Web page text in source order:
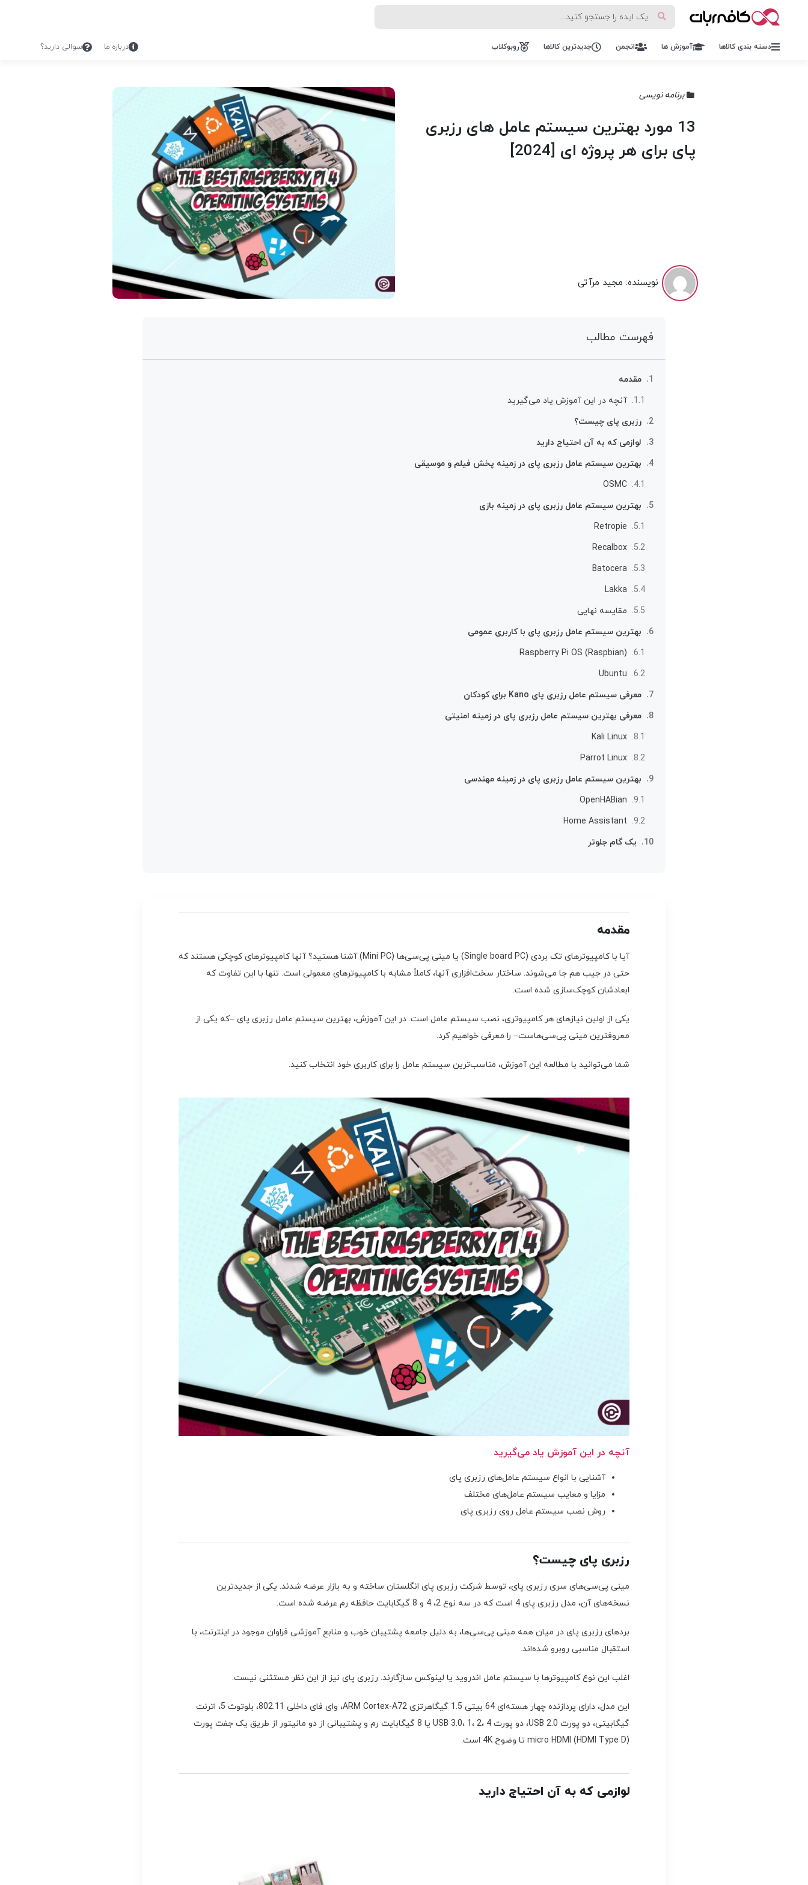
دسته بندی کالاها آموزش ها انجمن جدیدترین کالاها روبوکلاب سوالی دارید؟ درباره ما
برنامه نویسی
13 مورد بهترین سیستم عامل های رزبری
پای برای هر پروژه ای [2024]
نویسنده: مجید مرآتی
فهرست مطالب
مقدمه
آنچه در این آموزش یاد می‌گیرید
رزبری پای چیست؟
لوازمی که به آن احتیاج دارید
بهترین سیستم عامل‌ رزبری پای در زمینه پخش فیلم و موسیقی
OSMC
بهترین سیستم عامل‌ رزبری پای در زمینه بازی
Retropie
Recalbox
Batocera
Lakka
مقایسه نهایی
بهترین سیستم عامل‌ رزبری پای با کاربری عمومی
Raspberry Pi OS (Raspbian)
Ubuntu
معرفی سیستم عامل رزبری پای Kano برای کودکان
معرفی بهترین سیستم عامل‌ رزبری پای در زمینه امنیتی
Kali Linux
Parrot Linux
بهترین سیستم عامل‌ رزبری پای در زمینه مهندسی
OpenHABian
Home Assistant
یک گام جلوتر
مقدمه
آیا با کامپیوترهای تک بردی (Single board PC) یا مینی پی‌سی‌ها (Mini PC) آشنا هستید؟ آنها کامپیوترهای کوچکی هستند که
حتی در جیب هم جا می‌شوند. ساختار سخت‌افزاری آنها، کاملاً مشابه با کامپیوترهای معمولی است. تنها با این تفاوت که
ابعادشان کوچک‌سازی شده است.
یکی از اولین نیازهای هر کامپیوتری، نصب سیستم عامل است. در این آموزش، بهترین سیستم عامل‌ رزبری پای –که یکی از
معروفترین مینی پی‌سی‌هاست– را معرفی خواهیم کرد.
شما می‌توانید با مطالعه این آموزش، مناسب‌ترین سیستم عامل را برای کاربری خود انتخاب کنید.
آنچه در این آموزش یاد می‌گیرید
آشنایی با انواع سیستم عامل‌های رزبری پای
مزایا و معایب سیستم عامل‌های مختلف
روش نصب سیستم عامل روی رزبری پای
رزبری پای چیست؟
مینی پی‌سی‌های سری رزبری پای، توسط شرکت رزبری پای انگلستان ساخته و به بازار عرضه شدند. یکی از جدیدترین
نسخه‌های آن، مدل رزبری پای 4 است که در سه نوع 2، 4 و 8 گیگابایت حافظه رم عرضه شده است.
بردهای رزبری پای در میان همه مینی پی‌سی‌ها، به دلیل جامعه پشتیبان خوب و منابع آموزشی فراوان موجود در اینترنت، با
استقبال مناسبی روبرو شده‌اند.
اغلب این نوع کامپیوترها با سیستم عامل اندروید یا لینوکس سازگارند. رزبری پای نیز از این نظر مستثنی نیست.
این مدل، دارای پردازنده چهار هسته‌ای 64 بیتی 1.5 گیگاهرتزی ARM Cortex-A72، وای فای داخلی 802.11، بلوتوث 5، اترنت
گیگابیتی، دو پورت USB 2.0، دو پورت USB 3.0، 1، 2، 4 یا 8 گیگابایت رم و پشتیبانی از دو مانیتور از طریق یک جفت پورت
micro HDMI (HDMI Type D) تا وضوح 4K است.
لوازمی که به آن احتیاج دارید